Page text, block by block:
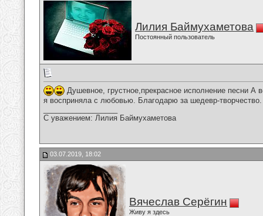
Лилия Баймухаметова
Постоянный пользователь
Душевное, грустное,прекрасное исполнение песни А
я восприняла с любовью. Благодарю за шедевр-
С уважением: Лилия Баймухаметова
03.07.2019, 18:02
Вячеслав Серёгин
Живу я здесь